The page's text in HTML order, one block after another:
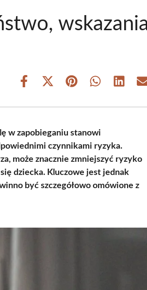
Share
Share
(Twitter)
Share Share Share
w zapobieganiu stanowi
czynnikami ryzyka.
może znacznie zmniejszyć ryzyko
dziecka. Kluczowe jest jednak
być szczegółowo omówione z